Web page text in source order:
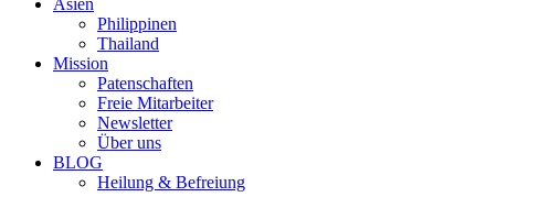
Asien
Philippinen
Thailand
Mission
Patenschaften
Freie Mitarbeiter
Newsletter
Über uns
BLOG
Heilung & Befreiung